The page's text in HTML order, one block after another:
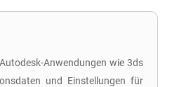
Anwendungen wie 3ds
und Einstellungen für